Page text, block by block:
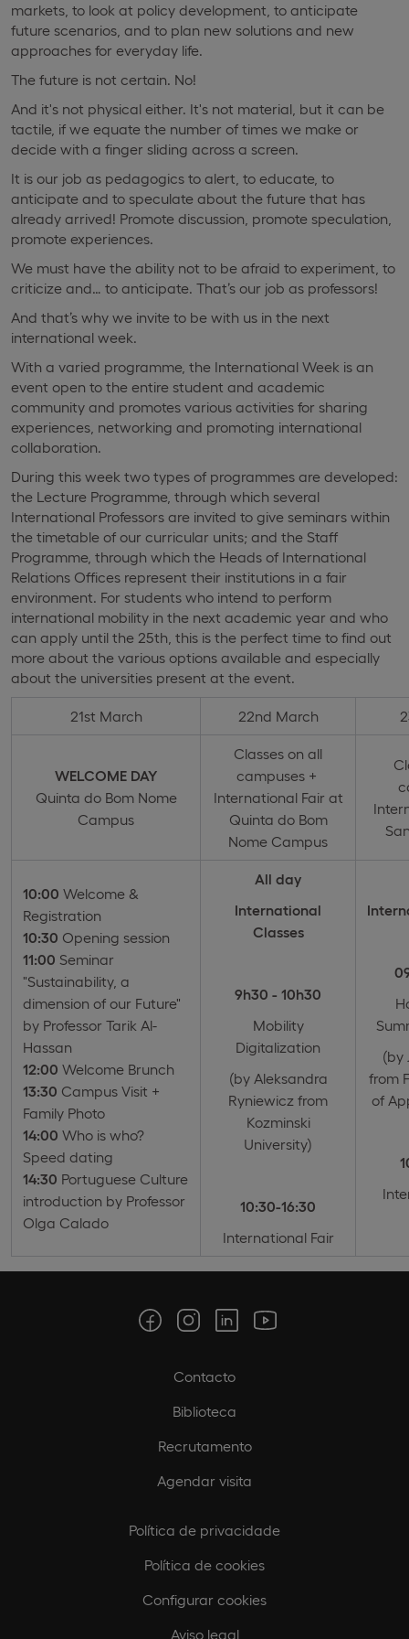
markets, to look at policy development, to anticipate
future scenarios, and to plan new solutions and new
approaches for everyday life.
The future is not certain. No!
And it's not physical either. It's not material, but it can be
tactile, if we equate the number of times we make or
decide with a finger sliding across a screen.
It is our job as pedagogics to alert, to educate, to
anticipate and to speculate about the future that has
already arrived! Promote discussion, promote speculation,
promote experiences.
We must have the ability not to be afraid to experiment, to
criticize and… to anticipate. That’s our job as professors!
And that’s why we invite to be with us in the next
international week.
With a varied programme, the International Week is an
event open to the entire student and academic
community and promotes various activities for sharing
experiences, networking and promoting international
collaboration.
During this week two types of programmes are developed:
the Lecture Programme, through which several
International Professors are invited to give seminars within
the timetable of our curricular units; and the Staff
Programme, through which the Heads of International
Relations Offices represent their institutions in a fair
environment. For students who intend to perform
international mobility in the next academic year and who
can apply until the 25th, this is the perfect time to find out
more about the various options available and especially
about the universities present at the event.
21st March 22nd March
WELCOME DAY
Quinta do Bom Nome
Campus
Classes on all
campuses +
International Fair at
Quinta do Bom
Nome Campus
10:00 Welcome &
Registration
10:30 Opening session
11:00 Seminar
"Sustainability, a
dimension of our Future"
by Professor Tarik Al-
Hassan
12:00 Welcome Brunch
13:30 Campus Visit +
Family Photo
14:00 Who is who?
Speed dating
14:30 Portuguese Culture
introduction by Professor
Olga Calado
All day
International
Classes
9h30 - 10h30
Mobility
Digitalization
(by Aleksandra
Ryniewicz from
Kozminski
University)
10:30-16:30
International Fair
(by
from
of
Contacto
Biblioteca
Recrutamento
Agendar visita
Política de privacidade
Política de cookies
Configurar cookies
Aviso legal